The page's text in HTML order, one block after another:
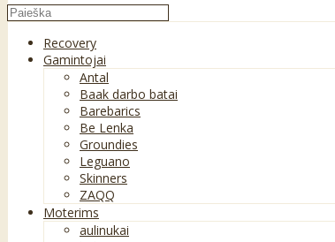
Recovery
Gamintojai
Antal
Baak darbo batai
Barebarics
Be Lenka
Groundies
Leguano
Skinners
ZAQQ
Moterims
aulinukai